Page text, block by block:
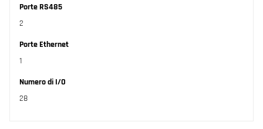
Porte RS485
2
Porte Ethernet
1
Numero di I/O
28